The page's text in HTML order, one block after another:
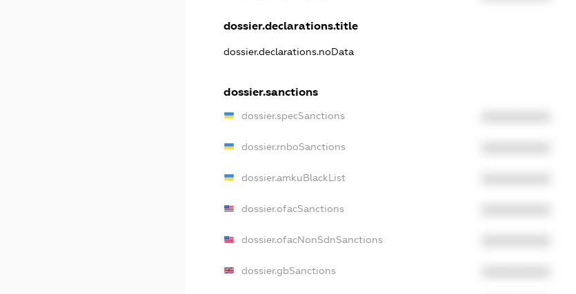
dossier.declarations.title
dossier.declarations.noData
dossier.sanctions
dossier.specSanctions
dossier.rnboSanctions
dossier.amkuBlackList
dossier.ofacSanctions
dossier.ofacNonSdnSanctions
dossier.gbSanctions